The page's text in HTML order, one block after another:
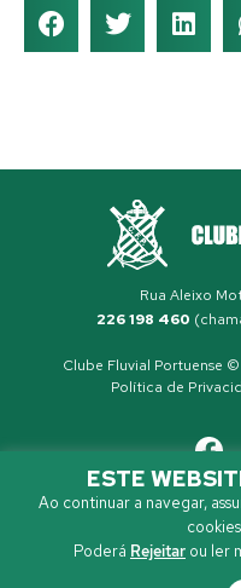
Rua Aleixo
226 198 460
Clube Fluvial Portuense
Política de
ESTE
Ao continuar a navegar,
Poderá Rejeitar ou ler